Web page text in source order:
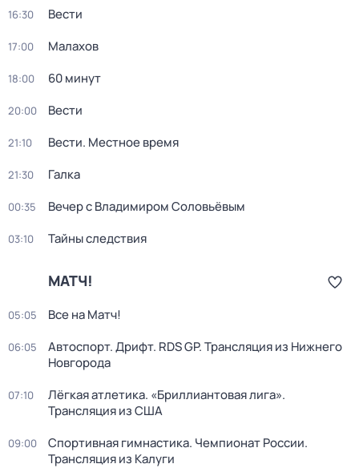
16:30 Вести
17:00 Малахов
18:00 60 минут
20:00 Вести
21:10 Вести. Местное время
21:30 Галка
00:35 Вечер с Владимиром Соловьёвым
03:10 Тайны следствия
МАТЧ!
05:05 Все на Матч!
06:05
Автоспорт. Дрифт. RDS GP. Трансляция из Нижнего
Новгорода
07:10
Лёгкая атлетика. «Бриллиантовая лига».
Трансляция из США
09:00
Спортивная гимнастика. Чемпионат России.
Трансляция из Калуги